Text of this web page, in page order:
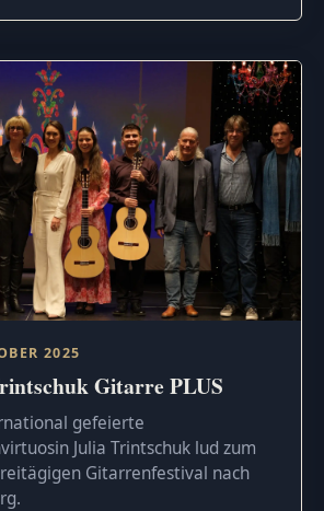
2025
Gitarre PLUS
gefeierte
Julia Trintschuk lud zum
Gitarrenfestival nach